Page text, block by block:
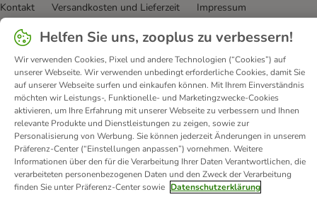
Kontakt Versandkosten und Lieferzeit
Impressum
Allgemeine Geschäftsbedingungen
Vertrag widerrufen
Entsorgungs- und Umweltbestimmungen
Zahlungsarten
Über uns Partnerprogramme
Karriere
Corporate Website
Datenschutz Erklärung zur Barrierefreiheit
© zooplus SE 2026
Helfen Sie uns, zooplus zu verbessern!
Wir verwenden Cookies, Pixel und andere Technologien (“Cookies”) auf
unserer Webseite. Wir verwenden unbedingt erforderliche Cookies, damit Sie
auf unserer Webseite surfen und einkaufen können. Mit Ihrem Einverständnis
möchten wir Leistungs-, Funktionelle- und Marketingzwecke-Cookies
aktivieren, um Ihre Erfahrung mit unserer Webseite zu verbessern und Ihnen
relevante Produkte und Dienstleistungen zu zeigen, sowie zur
Personalisierung von Werbung. Sie können jederzeit Änderungen in unserem
Präferenz-Center (“Einstellungen anpassen”) vornehmen. Weitere
Informationen über den für die Verarbeitung Ihrer Daten Verantwortlichen, die
verarbeiteten personenbezogenen Daten und den Zweck der Verarbeitung
finden Sie unter Präferenz-Center sowie Datenschutzerklärung